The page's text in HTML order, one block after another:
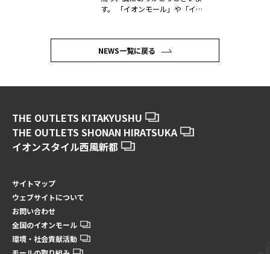
す。 「イオンモール」や「イオ
NEWS一覧に戻る
THE OUTLETS KITAKYUSHU
THE OUTLETS SHONAN HIRATSUKA
イオンスタイル西風新都
サイトマップ
ウェブサイトについて
お問い合わせ
全国のイオンモール
環境・社会貢献活動